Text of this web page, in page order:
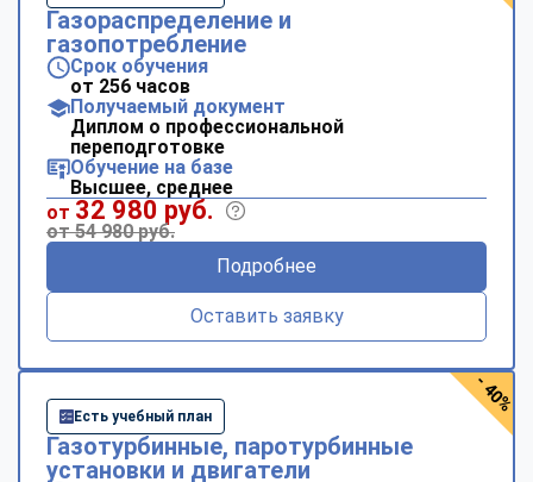
Газораспределение и
газопотребление
Срок обучения
от 256 часов
Получаемый документ
Диплом о профессиональной
переподготовке
Обучение на базе
Высшее, среднее
от 32 980 руб.
от 54 980 руб.
Подробнее
Оставить заявку
Есть учебный план
Газотурбинные, паротурбинные
установки и двигатели
- 40%